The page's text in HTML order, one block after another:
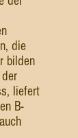
die
bilden
liefert
B-